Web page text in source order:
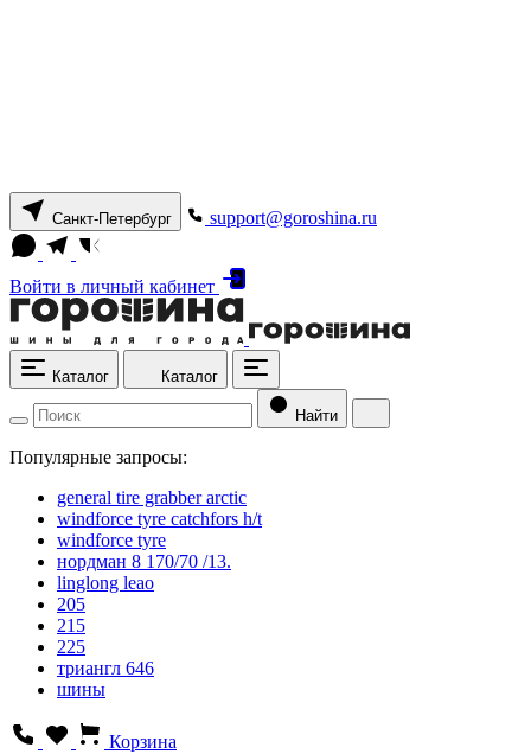
Санкт-Петербург support@goroshina.ru
Войти в личный кабинет
Каталог Каталог
Найти
Популярные запросы:
general tire grabber arctic
windforce tyre catchfors h/t
windforce tyre
нордман 8 170/70 /13.
linglong leao
205
215
225
триангл 646
шины
Корзина